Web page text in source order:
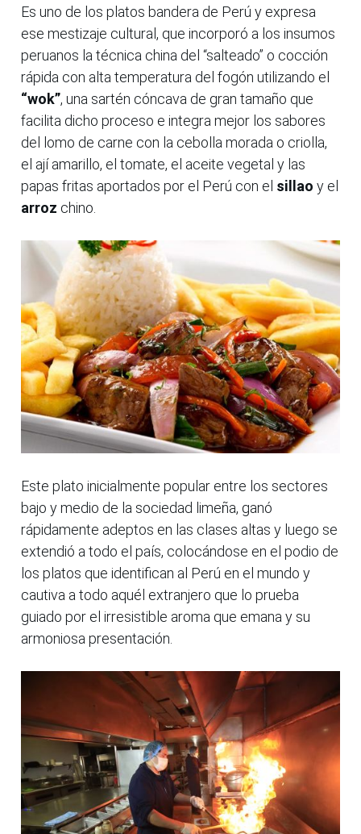
Es uno de los platos bandera de Perú y expresa
ese mestizaje cultural, que incorporó a los insumos
peruanos la técnica china del “salteado” o cocción
rápida con alta temperatura del fogón utilizando el
“wok”, una sartén cóncava de gran tamaño que
facilita dicho proceso e integra mejor los sabores
del lomo de carne con la cebolla morada o criolla,
el ají amarillo, el tomate, el aceite vegetal y las
papas fritas aportados por el Perú con el sillao y el
arroz chino.
Este plato inicialmente popular entre los sectores
bajo y medio de la sociedad limeña, ganó
rápidamente adeptos en las clases altas y luego se
extendió a todo el país, colocándose en el podio de
los platos que identifican al Perú en el mundo y
cautiva a todo aquél extranjero que lo prueba
guiado por el irresistible aroma que emana y su
armoniosa presentación.